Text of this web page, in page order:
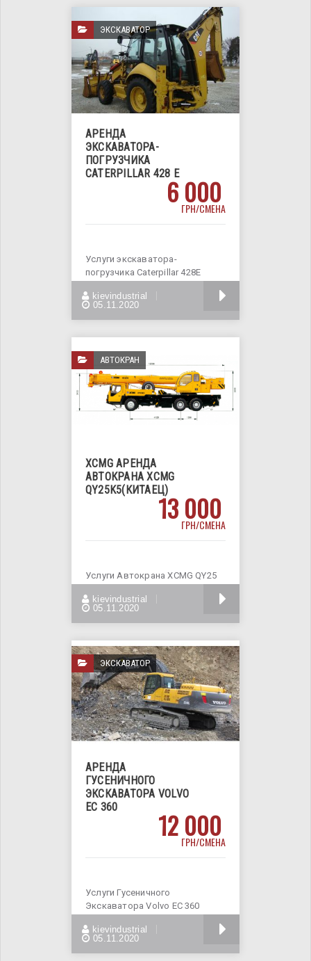
ЭКСКАВАТОР
АРЕНДА
ЭКСКАВАТОРА-
ПОГРУЗЧИКА
CATERPILLAR 428 E
6 000
ГРН/СМЕНА
Услуги экскаватора-
погрузчика Caterpillar 428E
максимальное давление в
kievindustrial
05.11.2020
АВТОКРАН
XCMG АРЕНДА
АВТОКРАНА XCMG
QY25K5(КИТАЕЦ)
13 000
ГРН/СМЕНА
Услуги Автокрана XCMG QY25
Грузоподъемность -
kievindustrial
05.11.2020
ЭКСКАВАТОР
АРЕНДА
ГУСЕНИЧНОГО
ЭКСКАВАТОРА VOLVO
EC 360
12 000
ГРН/СМЕНА
Услуги Гусеничного
Экскаватора Volvo EC 360
глубина
kievindustrial
05.11.2020